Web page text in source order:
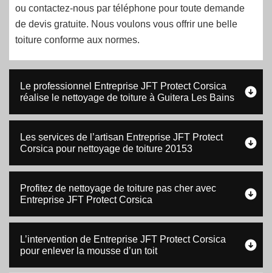
ou contactez-nous par téléphone pour toute demande
de devis gratuite. Nous voulons vous offrir une belle
toiture conforme aux normes.
Le professionnel Entreprise JFT Protect Corsica
réalise le nettoyage de toiture à Guitera Les Bains
Les services de l’artisan Entreprise JFT Protect
Corsica pour nettoyage de toiture 20153
Profitez de nettoyage de toiture pas cher avec
Entreprise JFT Protect Corsica
L’intervention de Entreprise JFT Protect Corsica
pour enlever la mousse d’un toit